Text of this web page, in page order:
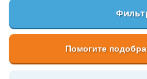
Помогите